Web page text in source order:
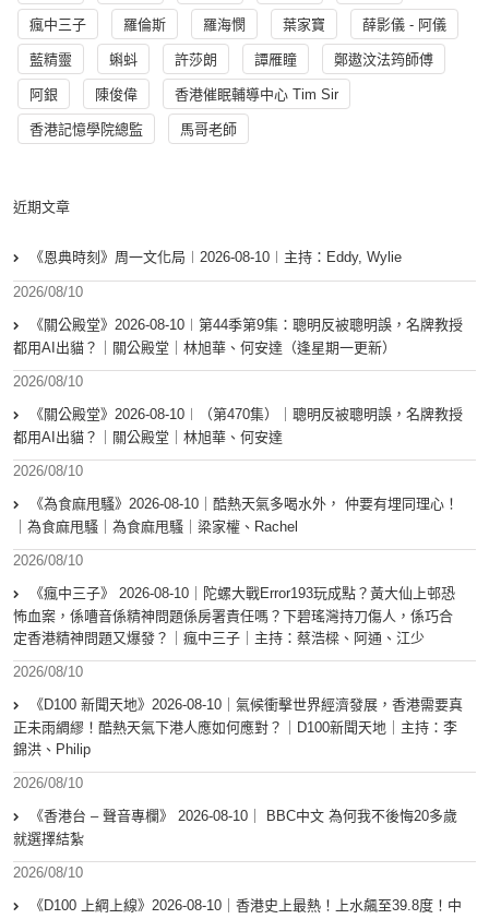
瘋中三子 羅倫斯 羅海憫 葉家寶 薛影儀 - 阿儀
藍精靈 蝌蚪 許莎朗 譚雁瞳 鄭遨汶法筠師傅
阿銀 陳俊偉 香港催眠輔導中心 Tim Sir
香港記憶學院總監 馬哥老師
近期文章
《恩典時刻》周一文化局︱2026-08-10︱主持：Eddy, Wylie
2026/08/10
《關公殿堂》2026-08-10︱第44季第9集：聰明反被聰明誤，名牌教授
都用AI出貓？｜關公殿堂｜林旭華、何安達（逢星期一更新）
2026/08/10
《關公殿堂》2026-08-10︱（第470集）｜聰明反被聰明誤，名牌教授
都用AI出貓？｜關公殿堂｜林旭華、何安達
2026/08/10
《為食麻甩騷》2026-08-10｜酷熱天氣多喝水外， 仲要有埋同理心！
｜為食麻甩騷｜為食麻甩騷｜梁家權、Rachel
2026/08/10
《瘋中三子》 2026-08-10｜陀螺大戰Error193玩成點？黃大仙上邨恐
怖血案，係嘈音係精神問題係房署責任嗎？下碧瑤灣持刀傷人，係巧合
定香港精神問題又爆發？｜瘋中三子｜主持：蔡浩樑、阿通、江少
2026/08/10
《D100 新聞天地》2026-08-10｜氣候衝擊世界經濟發展，香港需要真
正未雨綢繆！酷熱天氣下港人應如何應對？｜D100新聞天地｜主持：李
錦洪、Philip
2026/08/10
《香港台 – 聲音專欄》 2026-08-10｜ BBC中文 為何我不後悔20多歲
就選擇結紮
2026/08/10
《D100 上綱上線》2026-08-10｜香港史上最熱！上水飆至39.8度！中